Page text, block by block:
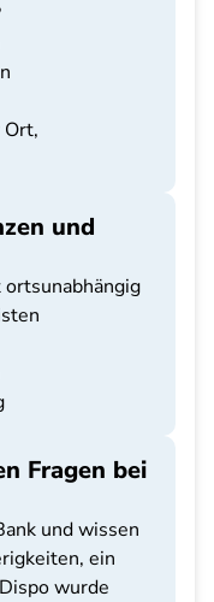
und
Fragen bei
und wissen
ein
wurde